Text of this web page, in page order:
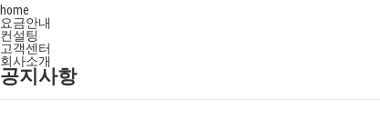
home
요금안내
컨설팅
고객센터
회사소개
공지사항